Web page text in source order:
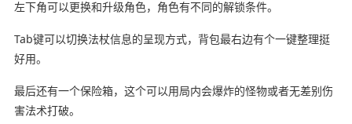
左下角可以更换和升级角色，角色有不同的解锁条件。
Tab键可以切换法杖信息的呈现方式，背包最右边有个一键整理挺
好用。
最后还有一个保险箱，这个可以用局内会爆炸的怪物或者无差别伤
害法术打破。